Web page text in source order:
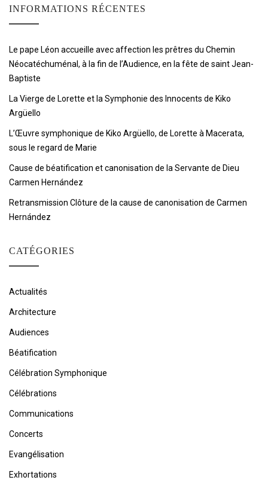
INFORMATIONS RÉCENTES
Le pape Léon accueille avec affection les prêtres du Chemin
Néocatéchuménal, à la fin de l’Audience, en la fête de saint Jean-
Baptiste
La Vierge de Lorette et la Symphonie des Innocents de Kiko
Argüello
L’Œuvre symphonique de Kiko Argüello, de Lorette à Macerata,
sous le regard de Marie
Cause de béatification et canonisation de la Servante de Dieu
Carmen Hernández
Retransmission Clôture de la cause de canonisation de Carmen
Hernández
CATÉGORIES
Actualités
Architecture
Audiences
Béatification
Célébration Symphonique
Célébrations
Communications
Concerts
Evangélisation
Exhortations